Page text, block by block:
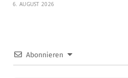
6. AUGUST 2026
Abonnieren